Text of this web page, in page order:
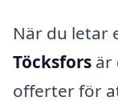
När du letar
Töcksfors är
offerter för